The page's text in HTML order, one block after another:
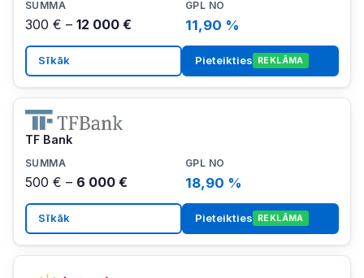
300 € – 12 000 € 11,90 %
Sīkāk Pieteikties REKLĀMA
TF Bank
500 € – 6 000 € 18,90 %
Sīkāk Pieteikties REKLĀMA